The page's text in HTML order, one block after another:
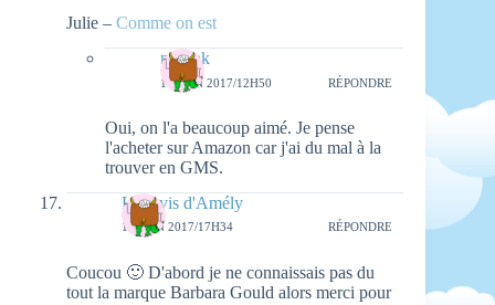
Julie – Comme on est
natieak
18 JUIN 2017/12H50 RÉPONDRE
Oui, on l'a beaucoup aimé. Je pense
l'acheter sur Amazon car j'ai du mal à la
trouver en GMS.
Les avis d'Amély
16 JUIN 2017/17H34 RÉPONDRE
Coucou 🙂 D'abord je ne connaissais pas du
tout la marque Barbara Gould alors merci pour